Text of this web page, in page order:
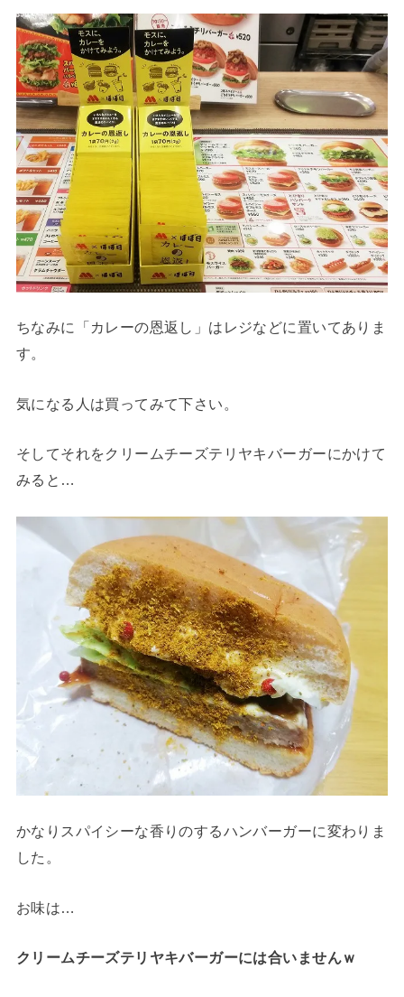
ちなみに「カレーの恩返し」はレジなどに置いてありま
す。
気になる人は買ってみて下さい。
そしてそれをクリームチーズテリヤキバーガーにかけて
みると…
かなりスパイシーな香りのするハンバーガーに変わりま
した。
お味は…
クリームチーズテリヤキバーガーには合いませんｗ